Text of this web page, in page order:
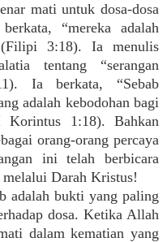
mati untuk dosa-dosa
“mereka adalah
(Filipi 3:18). Ia menulis
tentang “serangan
Ia berkata, “Sebab
adalah kebodohan bagi
Korintus 1:18). Bahkan
orang-orang percaya
ini telah berbicara
Darah Kristus!
adalah bukti yang paling
dosa. Ketika Allah
dalam kematian yang